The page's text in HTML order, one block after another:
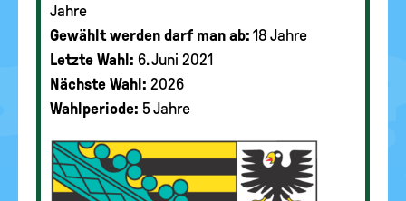
Jahre
Gewählt werden darf man ab: 18 Jahre
Letzte Wahl: 6. Juni 2021
Nächste Wahl: 2026
Wahlperiode: 5 Jahre